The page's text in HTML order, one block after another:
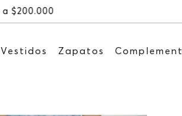
Recibe: 15%OFF
Vestidos Zapatos